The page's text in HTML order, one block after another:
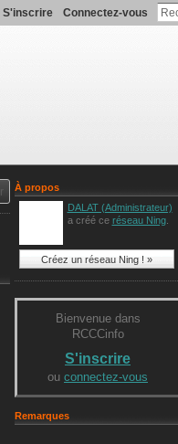
S'inscrire Connectez-vous
À propos
DALAT (Administrateur)
a créé ce réseau Ning.
Créez un réseau Ning ! »
Bienvenue dans
RCCCinfo
S'inscrire
ou connectez-vous
Remarques